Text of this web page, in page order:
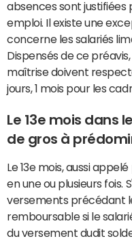
absences sont justifiées
emploi. Il existe une
concerne les salariés
Dispensés de ce
maîtrise doivent
jours, 1 mois pour les
Le 13e mois dans
de gros à
Le 13e mois, aussi
en une ou plusieurs fois.
versements précédant
remboursable si le
du versement dudit